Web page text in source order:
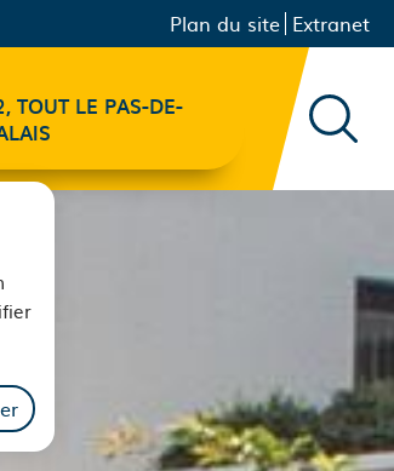
Menu principal
Navigation
secondaire
Plan du site Extranet
TOUT LE PAS-DE-